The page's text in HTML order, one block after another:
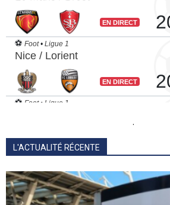
.
L'ACTUALITÉ RÉCENTE